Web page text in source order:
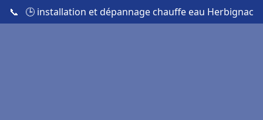
📞 🕒 installation et dépannage chauffe eau Herbignac